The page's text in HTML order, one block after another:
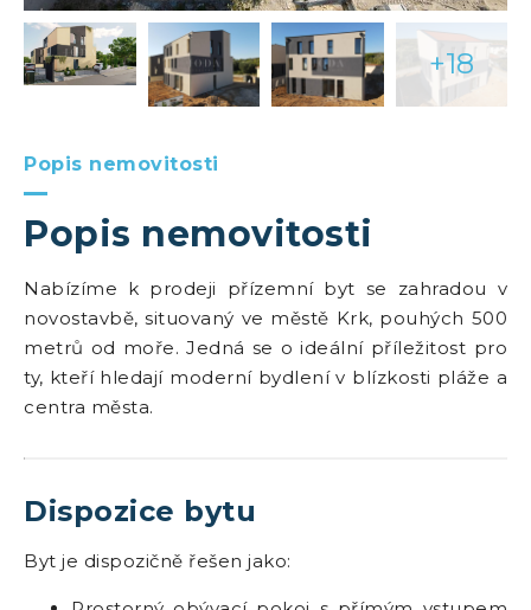
+18
Popis nemovitosti
Popis nemovitosti
Nabízíme k prodeji přízemní byt se zahradou v
novostavbě, situovaný ve městě Krk, pouhých 500
metrů od moře. Jedná se o ideální příležitost pro
ty, kteří hledají moderní bydlení v blízkosti pláže a
centra města.
Dispozice bytu
Byt je dispozičně řešen jako: